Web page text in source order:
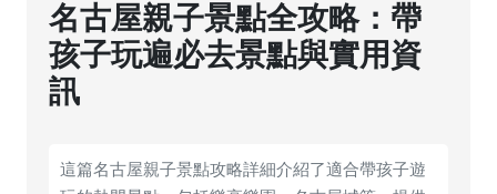
名古屋親子景點全攻略：帶
孩子玩遍必去景點與實用資
訊
這篇名古屋親子景點攻略詳細介紹了適合帶孩子遊